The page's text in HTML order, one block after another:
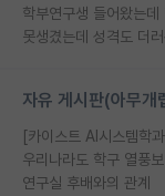
학부연구생 들어왔는
못생겼는데 성격도 더
자유 게시판(아무개
[카이스트 AI시스템학
연구실 후배와의 관계